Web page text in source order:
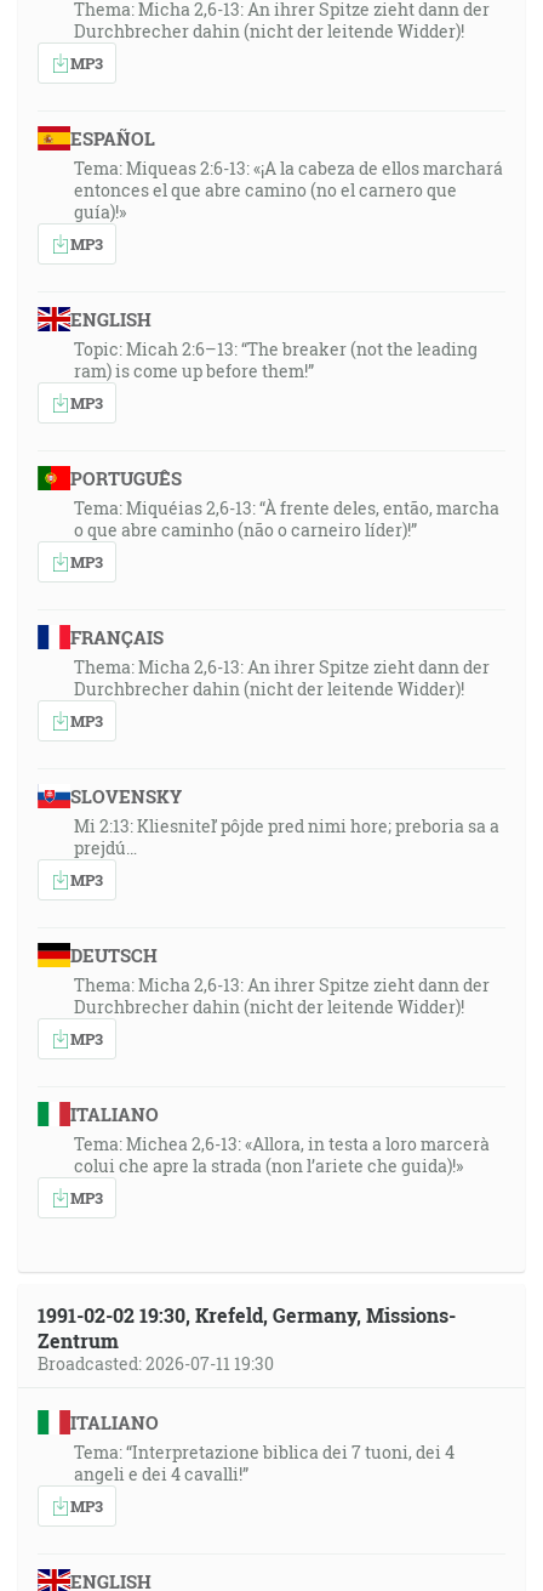
Thema: Micha 2,6-13: An ihrer Spitze zieht dann der
Durchbrecher dahin (nicht der leitende Widder)!
MP3
ESPAÑOL
Tema: Miqueas 2:6-13: «¡A la cabeza de ellos marchará
entonces el que abre camino (no el carnero que
guía)!»
MP3
ENGLISH
Topic: Micah 2:6–13: “The breaker (not the leading
ram) is come up before them!”
MP3
PORTUGUÊS
Tema: Miquéias 2,6-13: “À frente deles, então, marcha
o que abre caminho (não o carneiro líder)!”
MP3
FRANÇAIS
Thema: Micha 2,6-13: An ihrer Spitze zieht dann der
Durchbrecher dahin (nicht der leitende Widder)!
MP3
SLOVENSKY
Mi 2:13: Kliesniteľ pôjde pred nimi hore; preboria sa a
prejdú…
MP3
DEUTSCH
Thema: Micha 2,6-13: An ihrer Spitze zieht dann der
Durchbrecher dahin (nicht der leitende Widder)!
MP3
ITALIANO
Tema: Michea 2,6-13: «Allora, in testa a loro marcerà
colui che apre la strada (non l’ariete che guida)!»
MP3
1991-02-02 19:30, Krefeld, Germany, Missions-
Zentrum
Broadcasted: 2026-07-11 19:30
ITALIANO
Tema: “Interpretazione biblica dei 7 tuoni, dei 4
angeli e dei 4 cavalli!”
MP3
ENGLISH